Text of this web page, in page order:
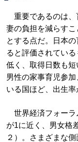
重要であるのは、
妻の負担を減らす
とする点だ。日本
ると評価されてい
低く、取得日数も短
男性の家事育児参
いる国ほど、出生率
世界経済フォーラ
が1に近く、男女格
２）。さまざまな